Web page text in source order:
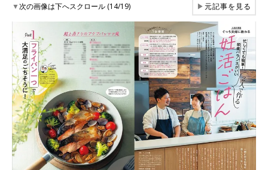
▼次の画像は下へスクロール (14/19) ▶元記事を見る